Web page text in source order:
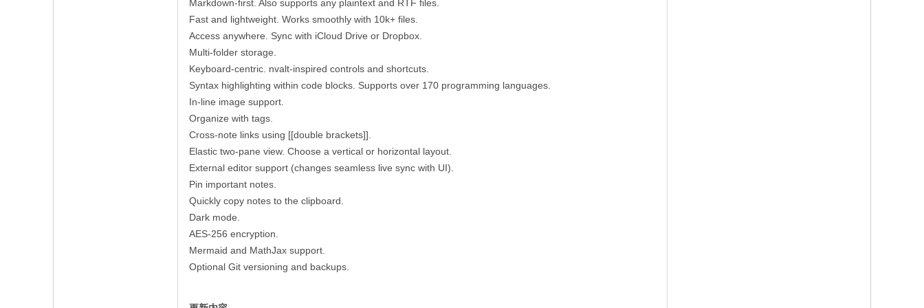
Markdown-first. Also supports any plaintext and RTF files.
Fast and lightweight. Works smoothly with 10k+ files.
Access anywhere. Sync with iCloud Drive or Dropbox.
Multi-folder storage.
Keyboard-centric. nvalt-inspired controls and shortcuts.
Syntax highlighting within code blocks. Supports over 170 programming languages.
In-line image support.
Organize with tags.
Cross-note links using [[double brackets]].
Elastic two-pane view. Choose a vertical or horizontal layout.
External editor support (changes seamless live sync with UI).
Pin important notes.
Quickly copy notes to the clipboard.
Dark mode.
AES-256 encryption.
Mermaid and MathJax support.
Optional Git versioning and backups.